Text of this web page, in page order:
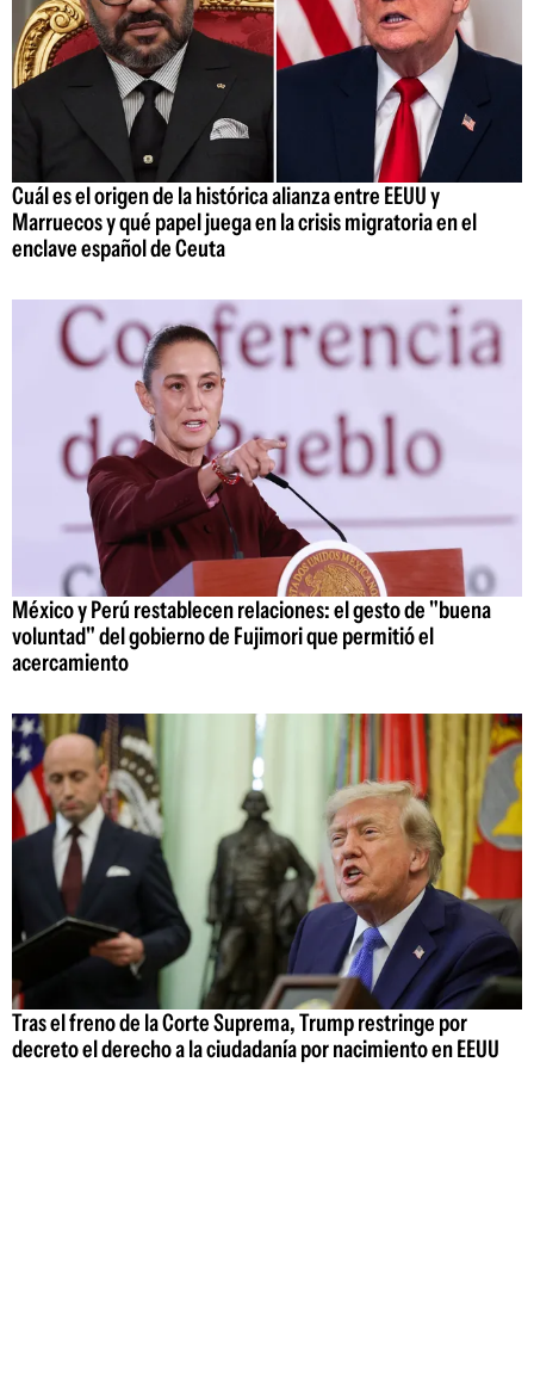
Cuál es el origen de la histórica alianza entre EEUU y
Marruecos y qué papel juega en la crisis migratoria en el
enclave español de Ceuta
México y Perú restablecen relaciones: el gesto de "buena
voluntad" del gobierno de Fujimori que permitió el
acercamiento
Tras el freno de la Corte Suprema, Trump restringe por
decreto el derecho a la ciudadanía por nacimiento en EEUU